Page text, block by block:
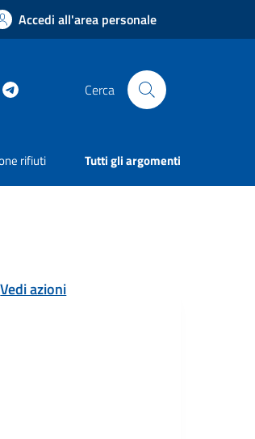
Accedi all'area personale
Cerca
rifiuti Tutti gli argomenti
Vedi azioni